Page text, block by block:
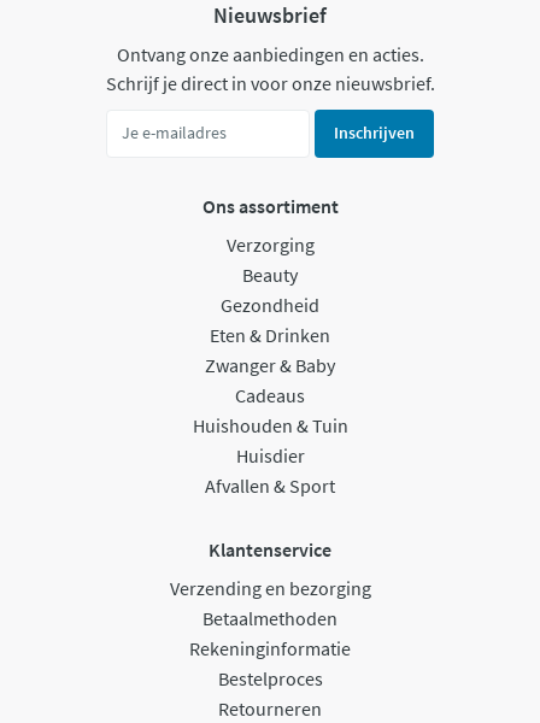
Nieuwsbrief
Ontvang onze aanbiedingen en acties.
Schrijf je direct in voor onze nieuwsbrief.
Inschrijven
Ons assortiment
Verzorging
Beauty
Gezondheid
Eten & Drinken
Zwanger & Baby
Cadeaus
Huishouden & Tuin
Huisdier
Afvallen & Sport
Klantenservice
Verzending en bezorging
Betaalmethoden
Rekeninginformatie
Bestelproces
Retourneren